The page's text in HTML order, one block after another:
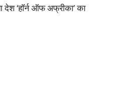
‘हॉर्न ऑफ अफ्रीका’ का